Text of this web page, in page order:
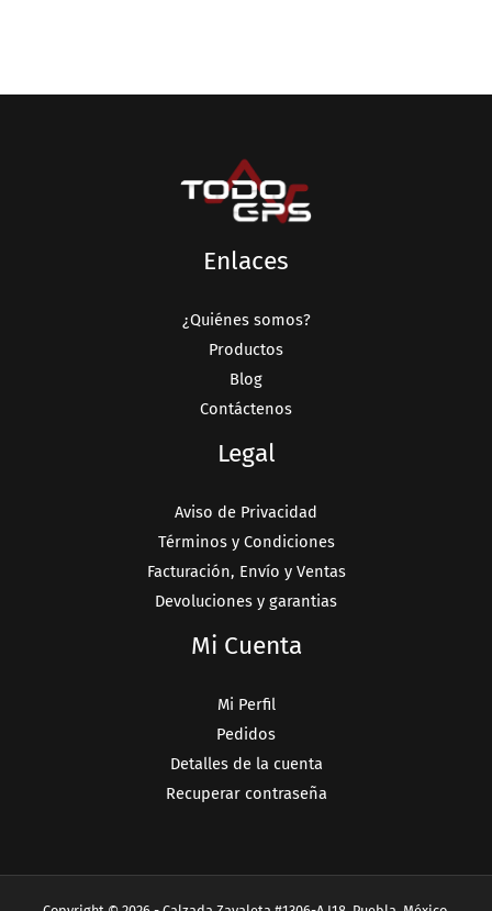
Enlaces
¿Quiénes somos?
Productos
Blog
Contáctenos
Legal
Aviso de Privacidad
Términos y Condiciones
Facturación, Envío y Ventas
Devoluciones y garantias
Mi Cuenta
Mi Perfil
Pedidos
Detalles de la cuenta
Recuperar contraseña